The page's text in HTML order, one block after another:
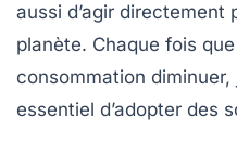
aussi d’agir directement
planète. Chaque fois
consommation
essentiel d’adopter des